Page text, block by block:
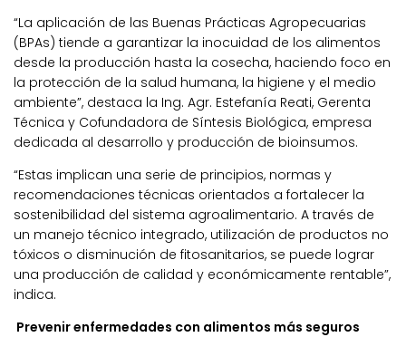
“La aplicación de las Buenas Prácticas Agropecuarias
(BPAs) tiende a garantizar la inocuidad de los alimentos
desde la producción hasta la cosecha, haciendo foco en
la protección de la salud humana, la higiene y el medio
ambiente”, destaca la Ing. Agr. Estefanía Reati, Gerenta
Técnica y Cofundadora de Síntesis Biológica, empresa
dedicada al desarrollo y producción de bioinsumos.
“Estas implican una serie de principios, normas y
recomendaciones técnicas orientados a fortalecer la
sostenibilidad del sistema agroalimentario. A través de
un manejo técnico integrado, utilización de productos no
tóxicos o disminución de fitosanitarios, se puede lograr
una producción de calidad y económicamente rentable”,
indica.
Prevenir enfermedades con alimentos más seguros